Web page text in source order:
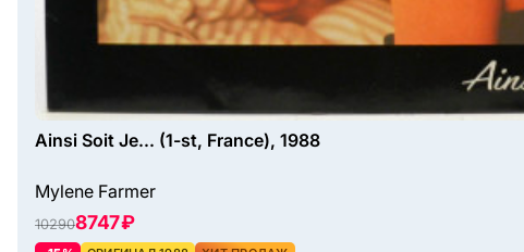
Ainsi Soit Je... (1-st, France), 1988
Mylene Farmer
102908747 ₽